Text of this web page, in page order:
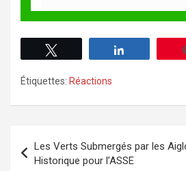
Étiquettes: Réactions
Les Verts Submergés par les
Historique pour l’ASSE